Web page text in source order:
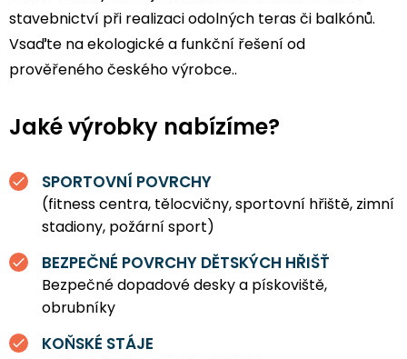
stavebnictví při realizaci odolných teras či balkónů.
Vsaďte na ekologické a funkční řešení od
prověřeného českého výrobce..
Jaké výrobky nabízíme?
SPORTOVNÍ POVRCHY
(fitness centra, tělocvičny, sportovní hřiště, zimní
stadiony, požární sport)
BEZPEČNÉ POVRCHY DĚTSKÝCH HŘIŠŤ
Bezpečné dopadové desky a pískoviště,
obrubníky
KOŇSKÉ STÁJE